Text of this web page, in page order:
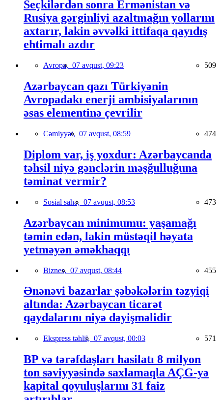
Seçkilərdən sonra Ermənistan və
Rusiya gərginliyi azaltmağın yollarını
axtarır, lakin əvvəlki ittifaqa qayıdış
ehtimalı azdır
Avropa, 07 avqust, 09:23 509
Azərbaycan qazı Türkiyənin
Avropadakı enerji ambisiyalarının
əsas elementinə çevrilir
Cəmiyyət, 07 avqust, 08:59 474
Diplom var, iş yoxdur: Azərbaycanda
təhsil niyə gənclərin məşğulluğuna
təminat vermir?
Sosial sahə, 07 avqust, 08:53 473
Azərbaycan minimumu: yaşamağı
təmin edən, lakin müstəqil həyata
yetməyən əməkhaqqı
Biznes, 07 avqust, 08:44 455
Ənənəvi bazarlar şəbəkələrin təzyiqi
altında: Azərbaycan ticarət
qaydalarını niyə dəyişməlidir
Ekspress təhlil, 07 avqust, 00:03 571
BP və tərəfdaşları hasilatı 8 milyon
ton səviyyəsində saxlamaqla AÇG-yə
kapital qoyuluşlarını 31 faiz